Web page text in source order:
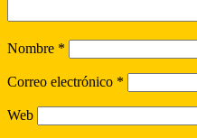
Nombre *
Correo electrónico *
Web